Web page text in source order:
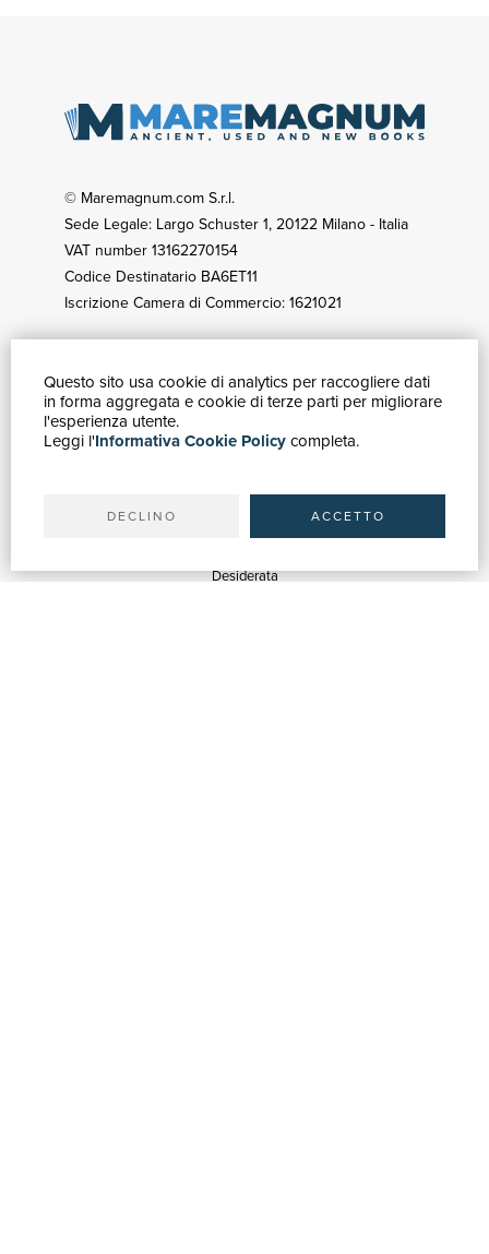
Questo sito usa cookie di analytics per raccogliere dati
in forma aggregata e cookie di terze parti per migliorare
l'esperienza utente.
Leggi l'Informativa Cookie Policycompleta.
DECLINO ACCETTO
© Maremagnum.com S.r.l.
Sede Legale: Largo Schuster 1, 20122 Milano - Italia
VAT number 13162270154
Codice Destinatario BA6ET11
Iscrizione Camera di Commercio: 1621021
HOW TO BUY
Catalogue
Advanced search
Shipping
Desiderata